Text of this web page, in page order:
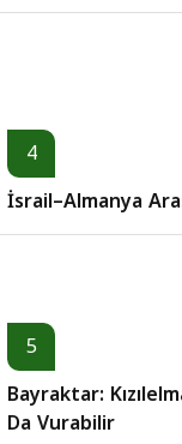
4
İsrail–Almanya
5
Bayraktar:
Da Vurabilir